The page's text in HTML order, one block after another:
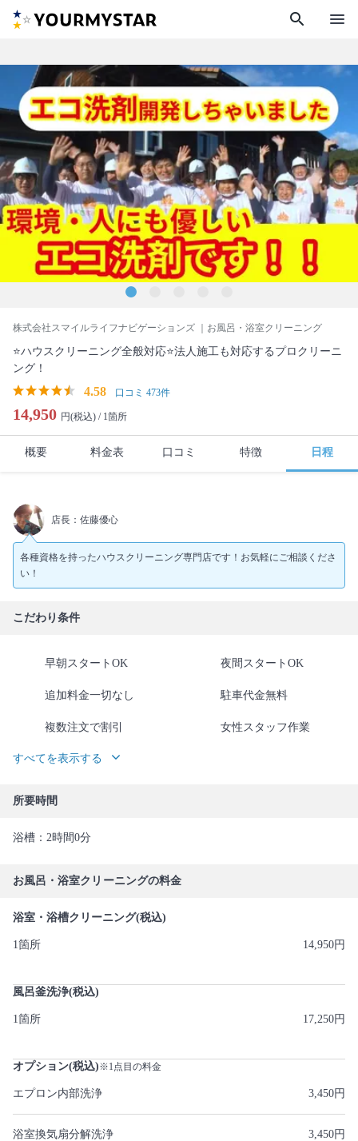
search menu
株式会社スマイルライフナビゲーションズ ｜お風呂・浴室クリーニング
⭐ハウスクリーニング全般対応⭐法人施工も対応するプロクリーニ
ング！
4.58 口コミ 473件
14,950 円(税込) / 1箇所
概要 料金表 口コミ 特徴 日程
店長：佐藤優心
各種資格を持ったハウスクリーニング専門店です！お気軽にご相談くださ
い！
こだわり条件
早朝スタートOK 夜間スタートOK
追加料金一切なし 駐車代金無料
複数注文で割引 女性スタッフ作業
すべてを表示する
所要時間
浴槽：2時間0分
お風呂・浴室クリーニングの料金
浴室・浴槽クリーニング(税込)
1箇所 14,950円
風呂釜洗浄(税込)
1箇所 17,250円
オプション(税込)※1点目の料金
エプロン内部洗浄 3,450円
浴室換気扇分解洗浄 3,450円